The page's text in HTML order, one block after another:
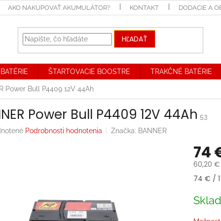
AKO NAKUPOVAŤ AKUMULÁTOR? KONTAKT DODACIE A
HĽADAŤ
ŠTARTOVACIE BOOSTRE TRAKČNÉ BATÉRIE
Power Bull P4409 12V 44Ah
Power Bull P4409 12V 44Ah 53
Podrobnosti hodnotenia Značka: BANNER
74
60,20 €
74 € / 1